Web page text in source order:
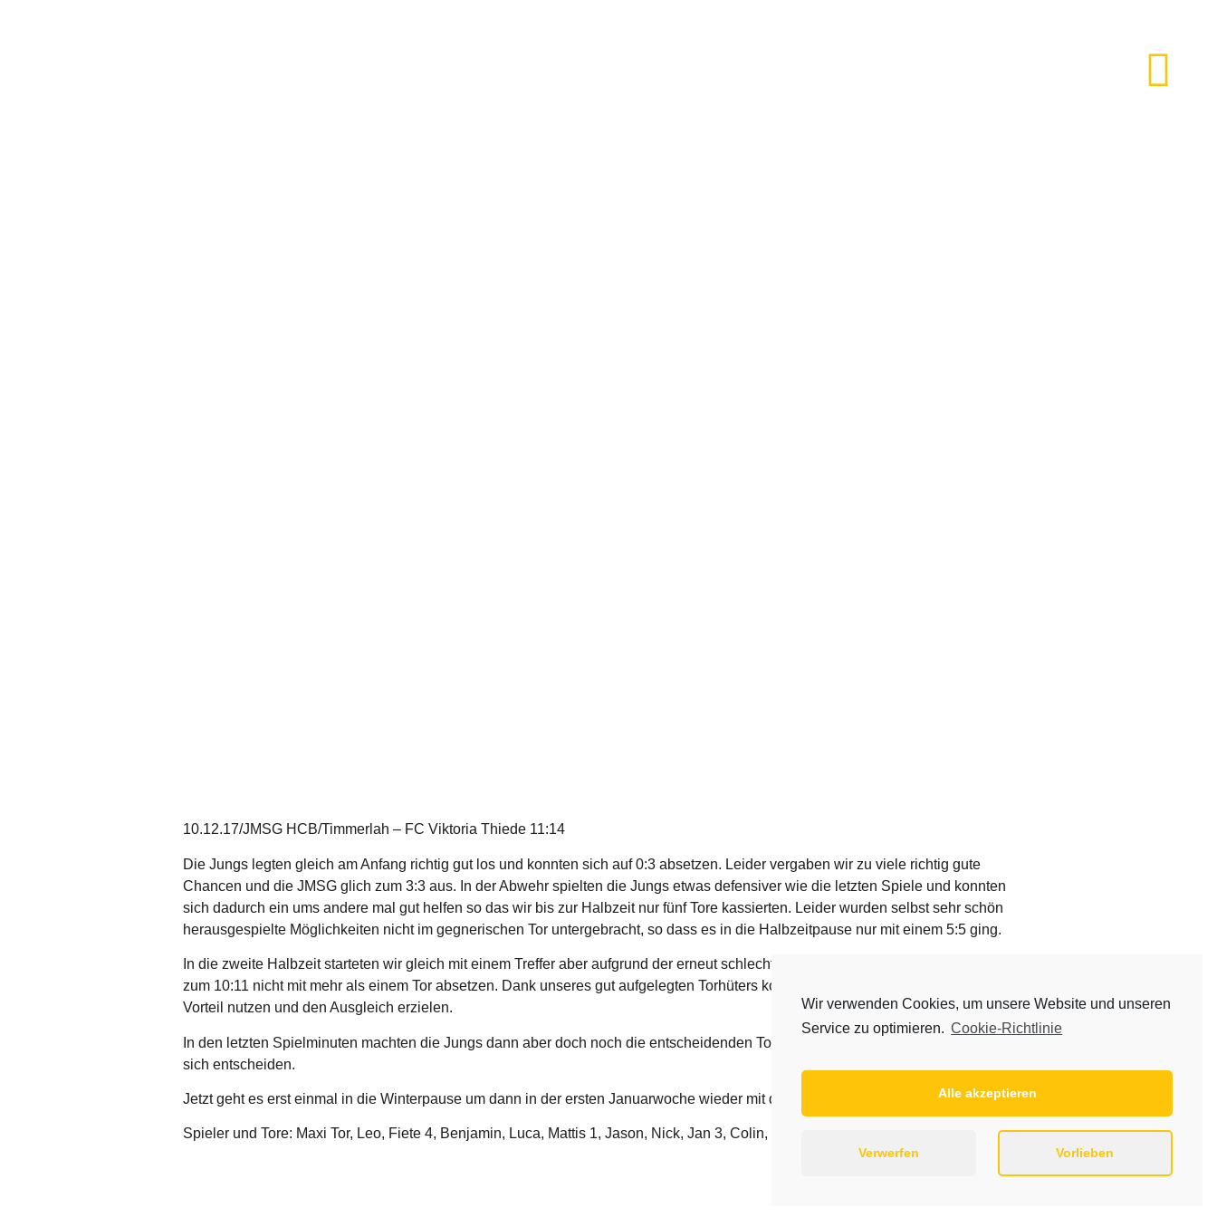
10.12.17/JMSG HCB/Timmerlah – FC Viktoria Thiede 11:14
Die Jungs legten gleich am Anfang richtig gut los und konnten sich auf 0:3 absetzen. Leider vergaben wir zu viele richtig gute
Chancen und die JMSG glich zum 3:3 aus. In der Abwehr spielten die Jungs etwas defensiver wie die letzten Spiele und konnten
sich dadurch ein ums andere mal gut helfen so das wir bis zur Halbzeit nur fünf Tore kassierten. Leider wurden selbst sehr schön
herausgespielte Möglichkeiten nicht im gegnerischen Tor untergebracht, so dass es in die Halbzeitpause nur mit einem 5:5 ging.
In die zweite Halbzeit starteten wir gleich mit einem Treffer aber aufgrund der erneut schlechten Wurfausbeute konnten wir uns bis
zum 10:11 nicht mit mehr als einem Tor absetzen. Dank unseres gut aufgelegten Torhüters konnte die JMSG dies aber nicht zu ihrem
Vorteil nutzen und den Ausgleich erzielen.
In den letzten Spielminuten machten die Jungs dann aber doch noch die entscheidenden Tore und konnten das Spiel mit 11:14 für
sich entscheiden.
Jetzt geht es erst einmal in die Winterpause um dann in der ersten Januarwoche wieder mit dem Training zu starten.
Spieler und Tore: Maxi Tor, Leo, Fiete 4, Benjamin, Luca, Mattis 1, Jason, Nick, Jan 3, Colin, Dorian 2, Paul 4
Wir verwenden Cookies, um unsere Website und unseren
Service zu optimieren. Cookie-Richtlinie
Alle akzeptieren
Verwerfen Vorlieben